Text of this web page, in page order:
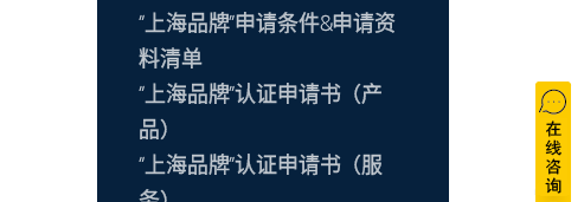
“上海品牌”申请条件&申请资
料清单
“上海品牌”认证申请书（产
品）
“上海品牌”认证申请书（服